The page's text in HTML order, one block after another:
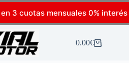
3 cuotas mensuales 0% interés
0.00€